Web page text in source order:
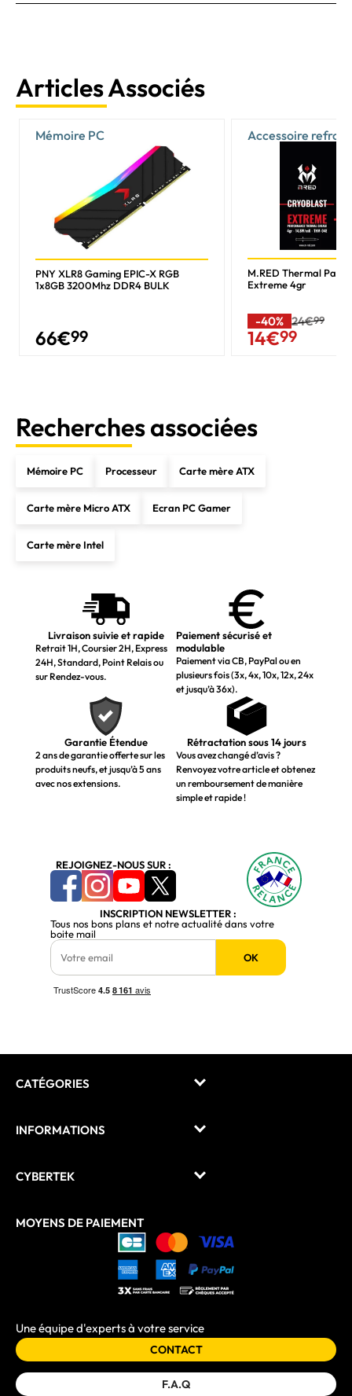
Articles Associés
Mémoire PC
PNY XLR8 Gaming EPIC-X RGB
1x8GB 3200Mhz DDR4 BULK
66€99
Accessoire
M.RED Thermal Paste
Extreme 4gr
-40% 24€99
14€99
Recherches associées
Mémoire PC Processeur Carte mère ATX
Carte mère Micro ATX Ecran PC Gamer
Carte mère Intel
Livraison suivie et rapide
Retrait 1H, Coursier 2H, Express
24H, Standard, Point Relais ou
sur Rendez-vous.
Paiement sécurisé et
modulable
Paiement via CB, PayPal ou en
plusieurs fois (3x, 4x, 10x, 12x, 24x
et jusqu’à 36x).
Garantie Étendue
2 ans de garantie offerte sur les
produits neufs, et jusqu’à 5 ans
avec nos extensions.
Rétractation sous 14 jours
Vous avez changé d’avis ?
Renvoyez votre article et obtenez
un remboursement de manière
simple et rapide !
REJOIGNEZ-NOUS SUR :
INSCRIPTION NEWSLETTER :
Tous nos bons plans et notre actualité dans votre
boite mail
OK
CATÉGORIES
INFORMATIONS
CYBERTEK
MOYENS DE PAIEMENT
Une équipe d'experts à votre service
CONTACT
F.A.Q